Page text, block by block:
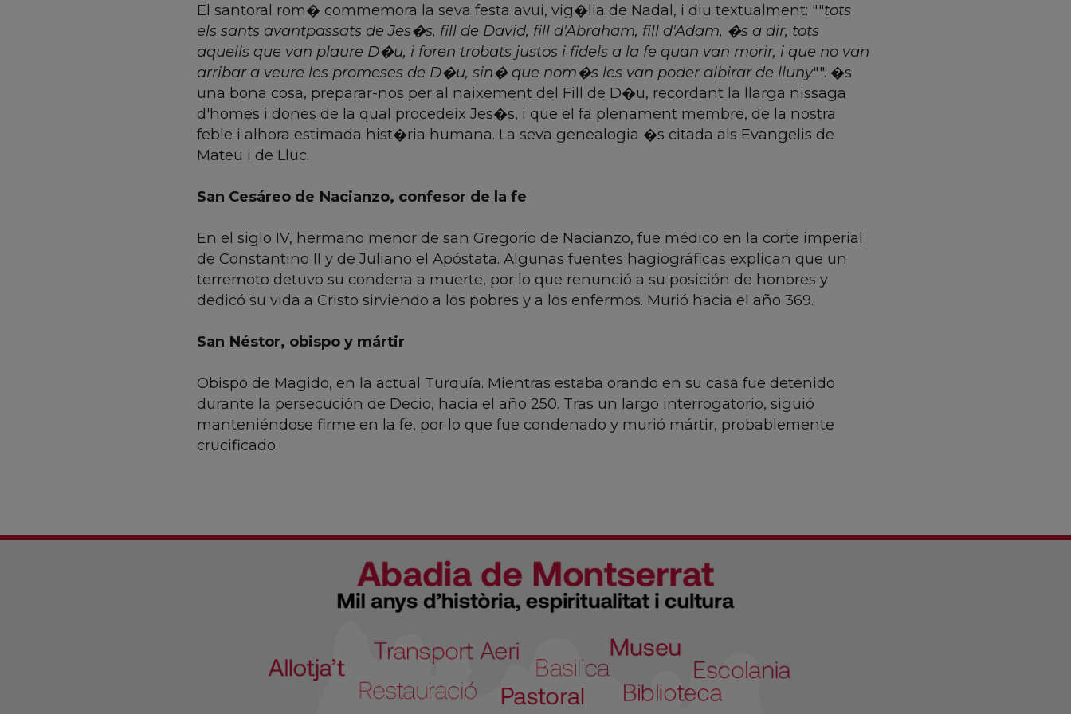
El santoral rom� commemora la seva festa avui, vig�lia de Nadal, i diu textualment: ""tots
els sants avantpassats de Jes�s, fill de David, fill d'Abraham, fill d'Adam, �s a dir, tots
aquells que van plaure D�u, i foren trobats justos i fidels a la fe quan van morir, i que no van
arribar a veure les promeses de D�u, sin� que nom�s les van poder albirar de lluny"". �s
una bona cosa, preparar-nos per al naixement del Fill de D�u, recordant la llarga nissaga
d'homes i dones de la qual procedeix Jes�s, i que el fa plenament membre, de la nostra
feble i alhora estimada hist�ria humana. La seva genealogia �s citada als Evangelis de
Mateu i de Lluc.
San Cesáreo de Nacianzo, confesor de la fe
En el siglo IV, hermano menor de san Gregorio de Nacianzo, fue médico en la corte imperial
de Constantino II y de Juliano el Apóstata. Algunas fuentes hagiográficas explican que un
terremoto detuvo su condena a muerte, por lo que renunció a su posición de honores y
dedicó su vida a Cristo sirviendo a los pobres y a los enfermos. Murió hacia el año 369.
San Néstor, obispo y mártir
Obispo de Magido, en la actual Turquía. Mientras estaba orando en su casa fue detenido
durante la persecución de Decio, hacia el año 250. Tras un largo interrogatorio, siguió
manteniéndose firme en la fe, por lo que fue condenado y murió mártir, probablemente
crucificado.